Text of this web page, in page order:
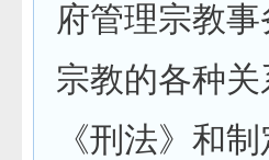
府管理宗教
宗教的各种
《刑法》和